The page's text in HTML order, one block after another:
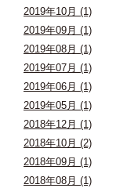
2019年10月 (1)
2019年09月 (1)
2019年08月 (1)
2019年07月 (1)
2019年06月 (1)
2019年05月 (1)
2018年12月 (1)
2018年10月 (2)
2018年09月 (1)
2018年08月 (1)